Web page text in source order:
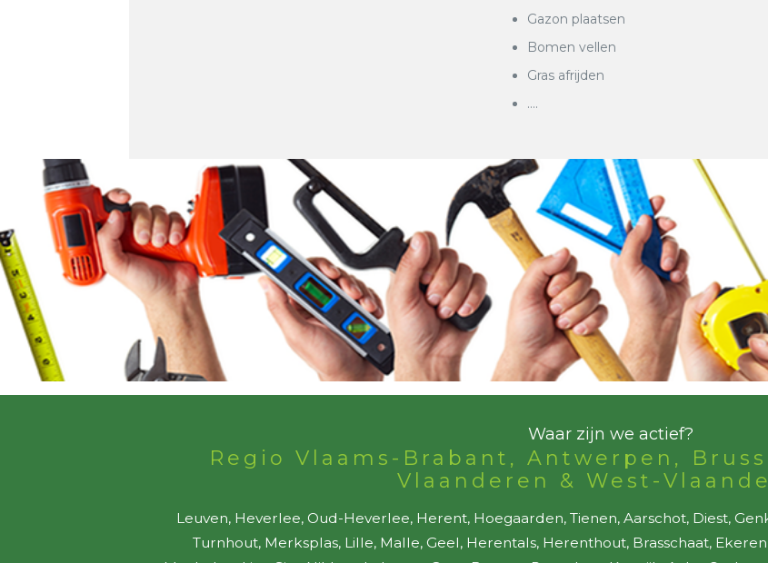
Gazon plaatsen
Bomen vellen
Gras afrijden
….
Waar zijn we actief?
Regio Vlaams-Brabant, Antwerpen,
Vlaanderen & West-
Leuven, Heverlee, Oud-Heverlee, Herent, Hoegaarden, Tienen, Aarschot, Diest,
Turnhout, Merksplas, Lille, Malle, Geel, Herentals, Herenthout, Brasschaat,